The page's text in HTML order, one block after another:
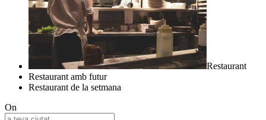
Restaurant
Restaurant amb futur
Restaurant de la setmana
On